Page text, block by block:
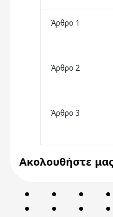
Άρθρο 1
Άρθρο 2
Άρθρο 3
Ακολουθήστε